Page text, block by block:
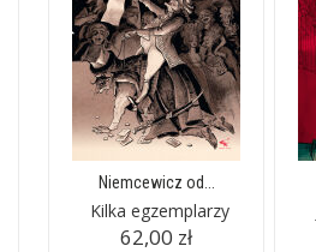
Niemcewicz od...
Kilka egzemplarzy
62,00 zł